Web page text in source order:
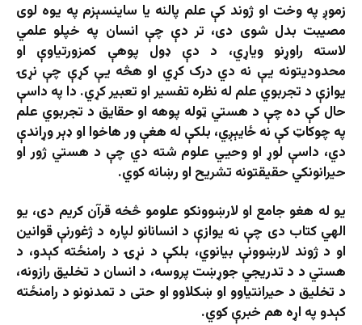
زموږ په وخت او ژوند کې علم پالنه یا ساینسېزم په یوه لوی
مصیبت بدل شوی دی، تر دې چې انسان په خپلو علمي
لاسته راوړنو ویاړي، د دې ډول پوهې کمزورتیاوې او
محدودیتونه یې نه دي درک کړي او هڅه یې کړې چې نړۍ
یوازې د تجربوي علم له نظره تفسیر او تعبیر کړي. دا په داسې
حال کې ده چې د هستي ټوله پوهه او حقایق د تجربوي علم
په چوکاټ کې نه ځایېږي، بلکې له هغې ور هاخوا او ډېر وړاندې
دي، داسې لوړ او وحیي علوم شته دي چې د هستي ژور او
حیرانونکي حقیقتونه تشریح او رښانه کوي.
یو له هغو جامع او لارښوونکو علومو څخه قرآن کریم دی، یو
الهي کتاب دی چې نه یوازې د انسانانو لپاره د ژغورنې قوانین
او د ژوند لارښوونې بیانوي، بلکې د نړۍ د رامنځته کېدو، د
هستي د د تدریجي جوړښت پروسه، د انسان د تخلیق رازونه،
د تخلیق د حیرانتیاوو او ښکلاوو او حتی د تمدنونو د رامنځته
کېدو په اړه هم خبرې کوي.